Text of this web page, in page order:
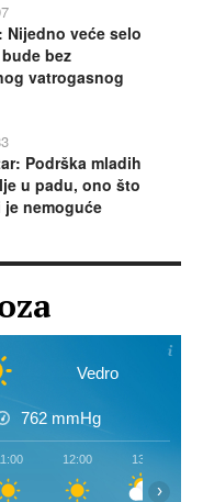
Nijedno veće selo
bez
vatrogasnog
Podrška mladih
u padu, ono što
nemoguće
Vedro
762 mmHg
12:00 13:00
›